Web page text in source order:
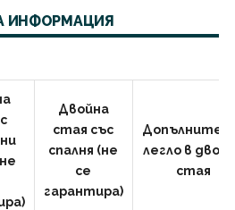
ИНФОРМАЦИЯ
Двойна
стая със
спалня (не
се
гарантира)
легло в
стая